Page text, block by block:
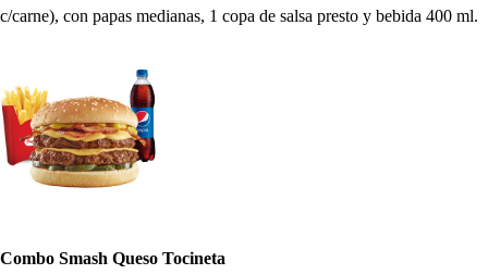
c/carne), con papas medianas, 1 copa de salsa presto y bebida 400 ml.
Combo Smash Queso Tocineta